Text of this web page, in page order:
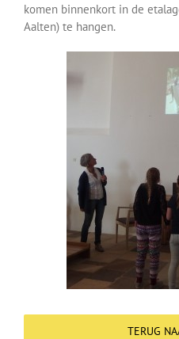
Sponsoring
komen binnenkort in de
Aalten) te hangen.
TERUG